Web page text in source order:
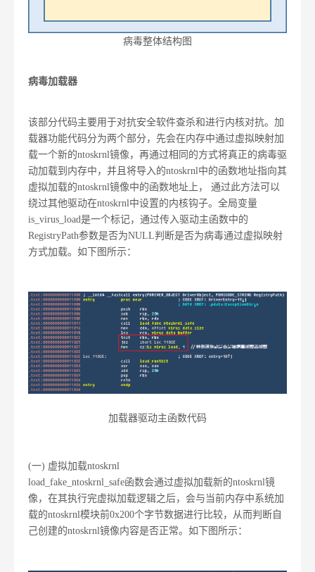
病毒整体结构图
病毒加载器
该部分代码主要用于对抗安全软件查杀和进行内核对抗。加
载器功能代码分为两个部分，先会在内存中通过虚拟映射加
载一个新的ntoskrnl镜像，再通过相同的方式将真正的病毒驱
动加载到内存中，并且将导入的ntoskrnl中的函数地址指向其
虚拟加载的ntoskrnl镜像中的函数地址上， 通过此方法可以
绕过其他驱动在ntoskrnl中设置的内核钩子。全局变量
is_virus_load是一个标记，通过传入驱动主函数中的
RegistryPath参数是否为NULL判断是否为病毒通过虚拟映射
方式加载。如下图所示：
加载器驱动主函数代码
(一) 虚拟加载ntoskrnl
load_fake_ntoskrnl_safe函数会通过虚拟加载新的ntoskrnl镜
像，在其执行完虚拟加载逻辑之后，会与当前内存中系统加
载的ntoskrnl模块前0x200个字节数据进行比较，从而判断自
己创建的ntoskrnl镜像内容是否正常。如下图所示：